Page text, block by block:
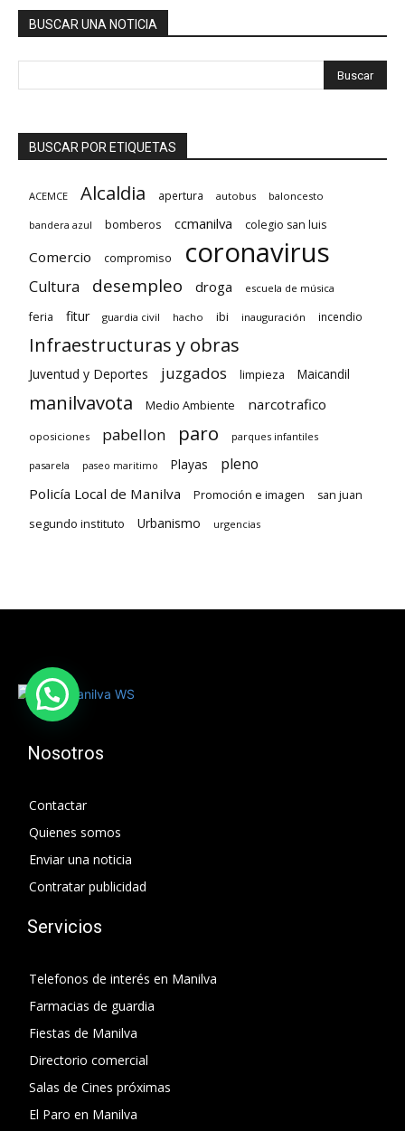
BUSCAR UNA NOTICIA
BUSCAR POR ETIQUETAS
ACEMCE Alcaldia apertura autobus baloncesto
bandera azul bomberos ccmanilva colegio san luis
Comercio compromiso coronavirus
Cultura desempleo droga escuela de música
feria fitur guardia civil hacho ibi inauguración incendio
Infraestructuras y obras
Juventud y Deportes juzgados limpieza Maicandil
manilvavota Medio Ambiente narcotrafico
oposiciones pabellon paro parques infantiles
pasarela paseo maritimo Playas pleno
Policía Local de Manilva Promoción e imagen san juan
segundo instituto Urbanismo urgencias
Nosotros
Contactar
Quienes somos
Enviar una noticia
Contratar publicidad
Servicios
Telefonos de interés en Manilva
Farmacias de guardia
Fiestas de Manilva
Directorio comercial
Salas de Cines próximas
El Paro en Manilva